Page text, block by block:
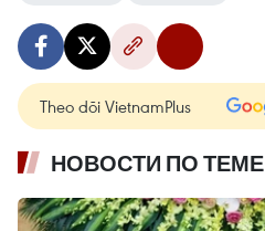
Theo dõi VietnamPlus
НОВОСТИ ПО ТЕМЕ